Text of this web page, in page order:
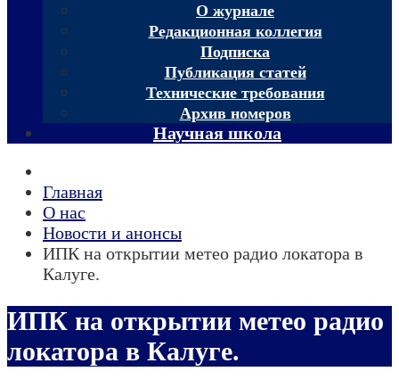
О журнале
Редакционная коллегия
Подписка
Публикация статей
Технические требования
Архив номеров
Научная школа
Главная
О нас
Новости и анонсы
ИПК на открытии метео радио локатора в
Калуге.
ИПК на открытии метео радио
локатора в Калуге.